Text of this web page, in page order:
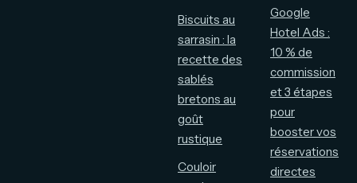
Biscuits au
sarrasin : la
recette des
sablés
bretons au
goût
rustique
Couloir
Google
Hotel Ads :
10 % de
commission
et 3 étapes
pour
booster vos
réservations
directes